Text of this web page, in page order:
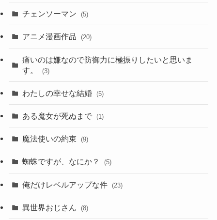
チェンソーマン (5)
アニメ漫画作品 (20)
痛いのは嫌なので防御力に極振りしたいと思いま
す。
(3)
わたしの幸せな結婚 (5)
ある魔女が死ぬまで (1)
魔法使いの約束 (9)
蜘蛛ですが、なにか？ (5)
俺だけレベルアップな件 (23)
異世界おじさん (8)